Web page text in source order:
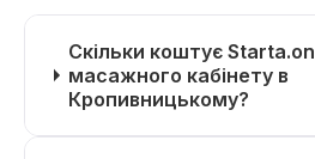
Скільки коштує
масажного кабінету в
Кропивницькому?